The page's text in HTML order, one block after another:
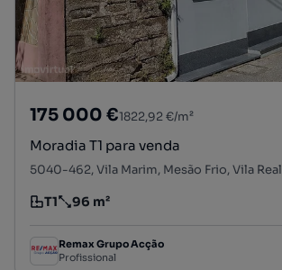
175 000 €1822,92 €/m²
Moradia T1 para venda
5040-462, Vila Marim, Mesão Frio, Vila Real
Tipologia
T1
Preço por metro quadrado
96 m²
Remax Grupo Acção
Profissional